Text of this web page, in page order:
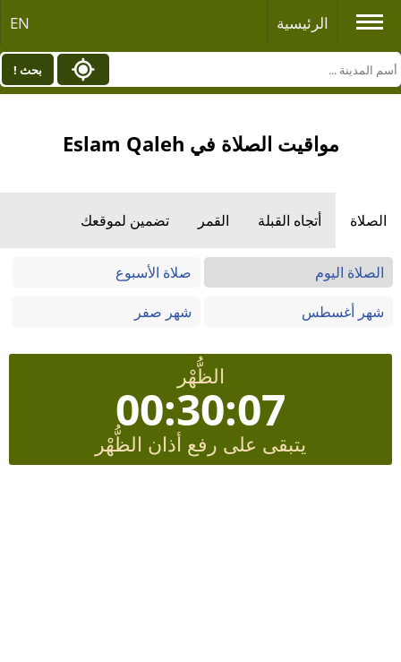
الرئيسية EN
بحث !
مواقيت الصلاة في Eslam Qaleh
الصلاة أتجاه القبلة القمر تضمين لموقعك
الصلاة اليوم
صلاة الأسبوع
شهر أغسطس
شهر صفر
الظُّهْر
00:30:06
يتبقى على رفع أذان الظُّهْر